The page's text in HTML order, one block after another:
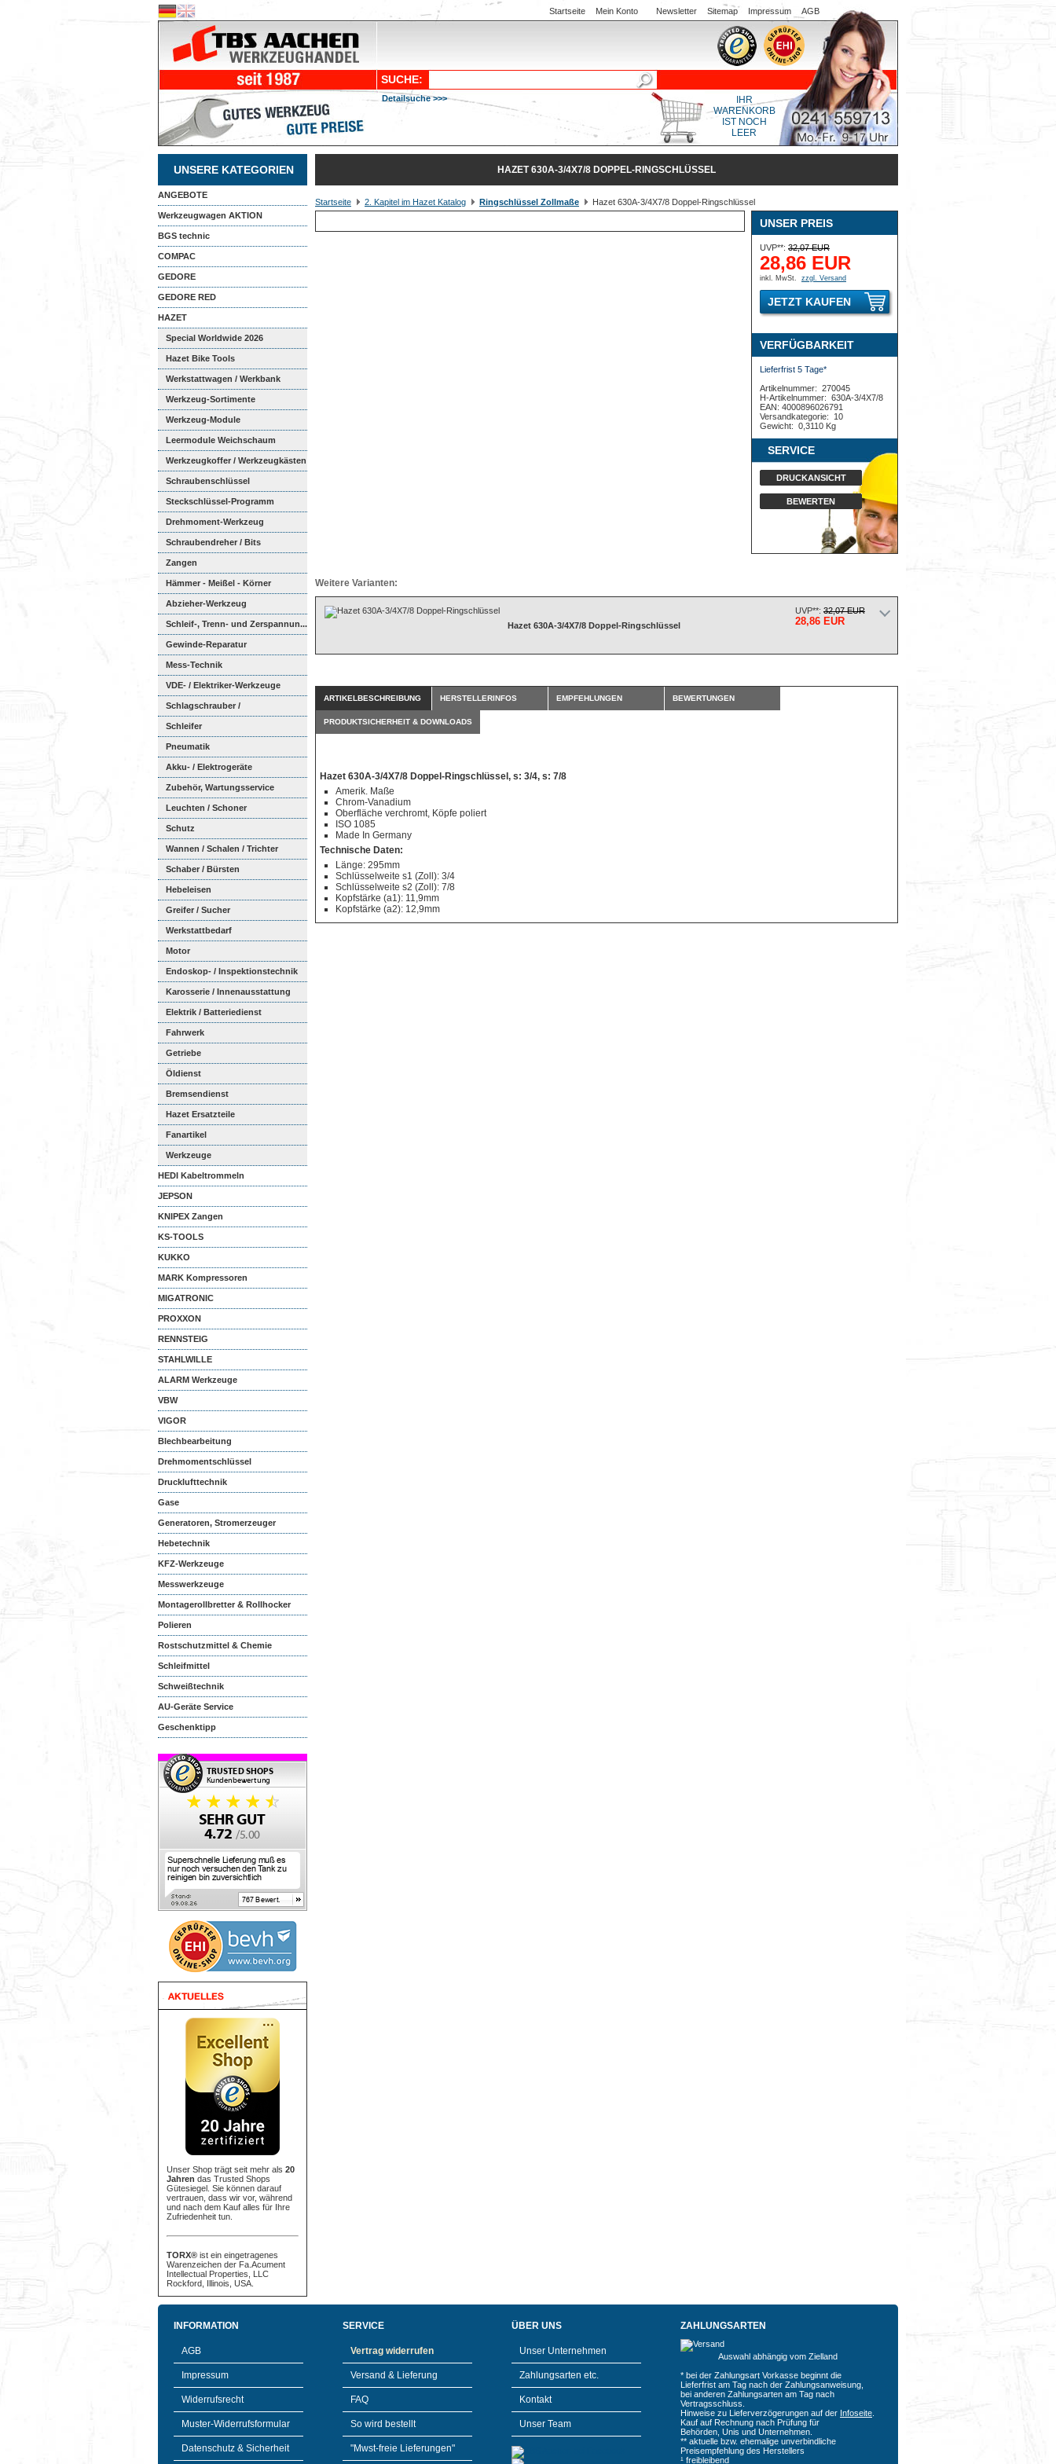
Startseite Mein Konto Newsletter Sitemap Impressum AGB
SUCHE:
Detailsuche >>>
IHR
WARENKORB
IST NOCH
LEER
UNSERE KATEGORIEN
ANGEBOTE
Werkzeugwagen AKTION
BGS technic
COMPAC
GEDORE
GEDORE RED
HAZET
Special Worldwide 2026
Hazet Bike Tools
Werkstattwagen / Werkbank
Werkzeug-Sortimente
Werkzeug-Module
Weichschaumeinl...
Leermodule Weichschaum
Werkzeugkoffer / Werkzeugkästen
Schraubenschlüssel
Steckschlüssel-Programm
Drehmoment-Werkzeug
Schraubendreher / Bits
Zangen
Hämmer - Meißel - Körner
Abzieher-Werkzeug
Schleif-, Trenn- und Zerspannun...
Gewinde-Reparatur
Mess-Technik
VDE- / Elektriker-Werkzeuge
Schlagschrauber /
Ratschenschra...
Schleifer
Pneumatik
Akku- / Elektrogeräte
Zubehör, Wartungsservice
Leuchten / Schoner
Schutz
Wannen / Schalen / Trichter
Schaber / Bürsten
Hebeleisen
Greifer / Sucher
Werkstattbedarf
Motor
Endoskop- / Inspektionstechnik
Karosserie / Innenausstattung
Elektrik / Batteriedienst
Fahrwerk
Getriebe
Öldienst
Bremsendienst
Hazet Ersatzteile
Fanartikel
Werkzeuge
HEDI Kabeltrommeln
JEPSON
KNIPEX Zangen
KS-TOOLS
KUKKO
MARK Kompressoren
MIGATRONIC
PROXXON
RENNSTEIG
STAHLWILLE
ALARM Werkzeuge
VBW
VIGOR
Blechbearbeitung
Drehmomentschlüssel
Drucklufttechnik
Gase
Generatoren, Stromerzeuger
Hebetechnik
KFZ-Werkzeuge
Messwerkzeuge
Montagerollbretter & Rollhocker
Polieren
Rostschutzmittel & Chemie
Schleifmittel
Schweißtechnik
AU-Geräte Service
Geschenktipp
Unser Shop trägt seit mehr als 20
Jahren das Trusted Shops
Gütesiegel. Sie können darauf
vertrauen, dass wir vor, während
und nach dem Kauf alles für Ihre
Zufriedenheit tun.
TORX® ist ein eingetragenes
Warenzeichen der Fa.Acument
Intellectual Properties, LLC
Rockford, Illinois, USA.
HAZET 630A-3/4X7/8 DOPPEL-RINGSCHLÜSSEL
Startseite 2. Kapitel im Hazet Katalog Ringschlüssel Zollmaße Hazet 630A-3/4X7/8 Doppel-Ringschlüssel
UNSER PREIS
UVP**: 32,07 EUR
28,86 EUR
inkl. MwSt. zzgl. Versand
JETZT KAUFEN
VERFÜGBARKEIT
Lieferfrist 5 Tage*
Artikelnummer: 270045
H-Artikelnummer: 630A-3/4X7/8
EAN: 4000896026791
Versandkategorie:
10
Gewicht: 0,3110 Kg
SERVICE
DRUCKANSICHT
BEWERTEN
Weitere Varianten:
Hazet 630A-3/4X7/8 Doppel-Ringschlüssel
UVP**: 32,07 EUR
28,86 EUR
ARTIKELBESCHREIBUNG HERSTELLERINFOS EMPFEHLUNGEN BEWERTUNGEN
PRODUKTSICHERHEIT & DOWNLOADS
Hazet 630A-3/4X7/8 Doppel-Ringschlüssel, s: 3/4, s: 7/8
Amerik. Maße
Chrom-Vanadium
Oberfläche verchromt, Köpfe poliert
ISO 1085
Made In Germany
Technische Daten:
Länge: 295mm
Schlüsselweite s1 (Zoll): 3/4
Schlüsselweite s2 (Zoll): 7/8
Kopfstärke (a1): 11,9mm
Kopfstärke (a2): 12,9mm
INFORMATION
AGB
Impressum
Widerrufsrecht
Muster-Widerrufsformular
Datenschutz & Sicherheit
SERVICE
Vertrag widerrufen
Versand & Lieferung
FAQ
So wird bestellt
"Mwst-freie Lieferungen"
ÜBER UNS
Unser Unternehmen
Zahlungsarten etc.
Kontakt
Unser Team
ZAHLUNGSARTEN
Auswahl abhängig vom Zielland
* bei der Zahlungsart Vorkasse beginnt die
Lieferfrist am Tag nach der Zahlungsanweisung,
bei anderen Zahlungsarten am Tag nach
Vertragsschluss.
Hinweise zu Lieferverzögerungen auf der Infoseite
Kauf auf Rechnung nach Prüfung für
Behörden, Unis und Unternehmen.
** aktuelle bzw. ehemalige unverbindliche
Preisempfehlung des Herstellers
¹ freibleibend